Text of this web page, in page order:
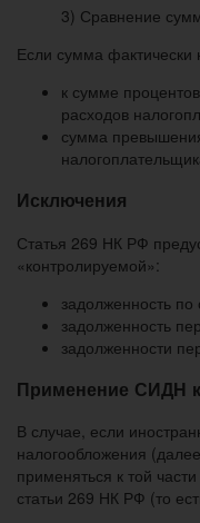
3) Сравнение
Если сумма фактически
к сумме
расходов
сумма
Исключения
Статья 269 НК РФ
«контролируемой»:
задолженность
задолженность
задолженности
Применение СИДН
В случае, если
налогообложения
применяться к той
статьи 269 НК РФ (то